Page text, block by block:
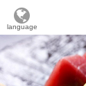
language